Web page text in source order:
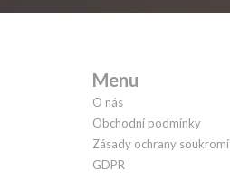
Menu
O nás
Obchodní podmínky
Zásady ochrany soukromí
GDPR